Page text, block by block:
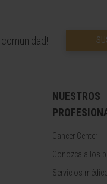
NUESTROS
Cancer Center
Conozca a los
Servicios